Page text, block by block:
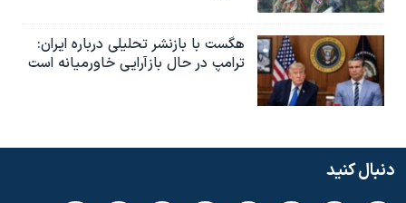
هگست با بازنشر تحلیلی درباره ایران:
ترامپ در حال بازآرایی خاورمیانه است
دنبال کنید